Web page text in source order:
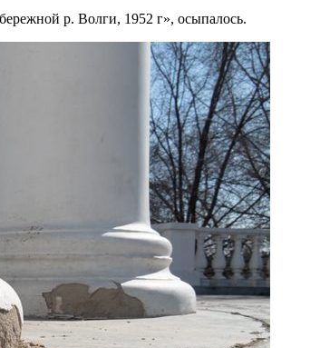
р. Волги, 1952 г», осыпалось.